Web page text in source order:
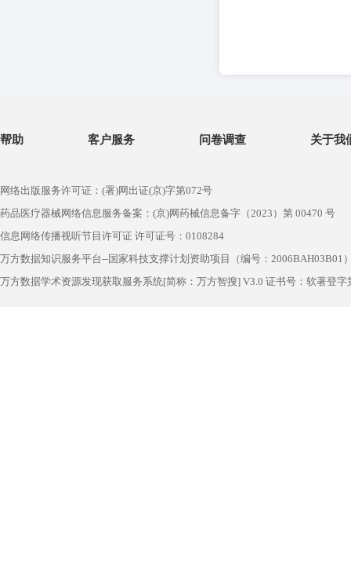
帮助 客户服务 问卷调查 关于我
网络出版服务许可证：(署)网出证(京)字第072号
药品医疗器械网络信息服务备案：(京)网药械信息备字（2023）第 00470 号
信息网络传播视听节目许可证 许可证号：0108284
万方数据知识服务平台--国家科技支撑计划资助项目（编号：2006BAH03B01
万方数据学术资源发现获取服务系统[简称：万方智搜] V3.0 证书号：软著登字